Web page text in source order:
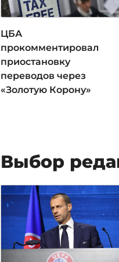
ЦБА
прокомментировал
приостановку
переводов через
«Золотую Корону»
Выбор